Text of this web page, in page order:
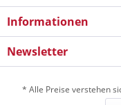
Informationen
Newsletter
* Alle Preise verstehen